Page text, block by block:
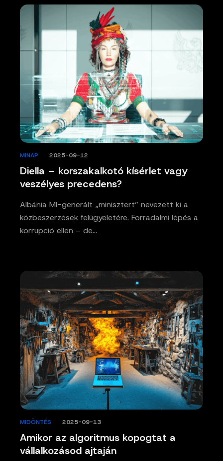
Diella – korszakalkotó kísérlet vagy
veszélyes precedens?
MINAP 2025-09-12
Albánia MI-generált „minisztert” nevezett ki a
közbeszerzések felügyeletére. Forradalmi lépés a
korrupció ellen – de…
Amikor az algoritmus kopogtat a
vállalkozásod ajtaján
MIDÖNTÉS 2025-09-13